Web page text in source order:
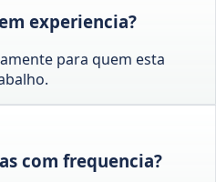
experiencia?
para quem esta
com frequencia?